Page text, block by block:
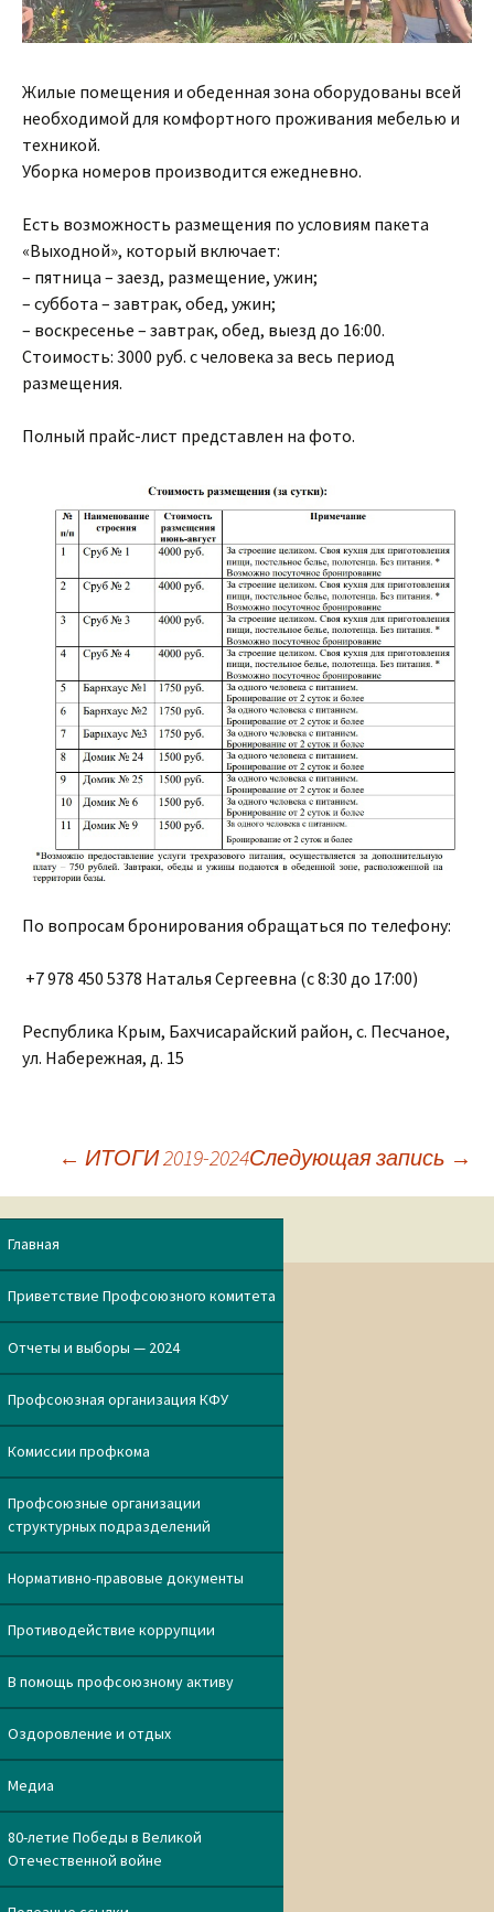
Жилые помещения и обеденная зона оборудованы всей
необходимой для комфортного проживания мебелью и
техникой.
Уборка номеров производится ежедневно.
Есть возможность размещения по условиям пакета
«Выходной», который включает:
– пятница – заезд, размещение, ужин;
– суббота – завтрак, обед, ужин;
– воскресенье – завтрак, обед, выезд до 16:00.
Стоимость: 3000 руб. с человека за весь период
размещения.
Полный прайс-лист представлен на фото.
По вопросам бронирования обращаться по телефону:
+7 978 450 5378 Наталья Сергеевна (с 8:30 до 17:00)
Республика Крым, Бахчисарайский район, с. Песчаное,
ул. Набережная, д. 15
Навигация
по
записям
← ИТОГИ 2019-2024Следующая запись →
Главная
Приветствие Профсоюзного комитета
Отчеты и выборы — 2024
Профсоюзная организация КФУ
Комиссии профкома
Профсоюзные организации
структурных подразделений
Нормативно-правовые документы
Противодействие коррупции
В помощь профсоюзному активу
Оздоровление и отдых
Медиа
80-летие Победы в Великой
Отечественной войне